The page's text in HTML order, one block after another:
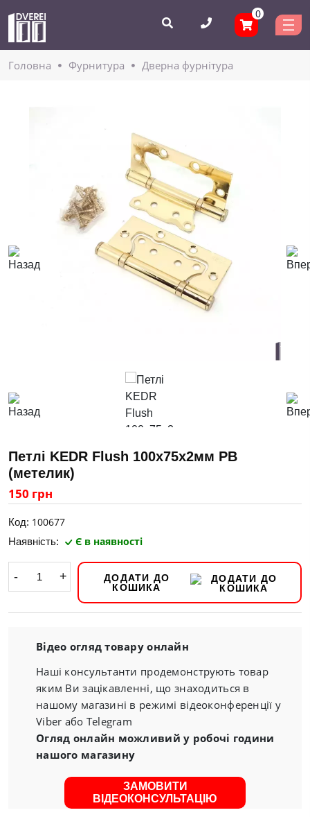
0
Головнa Фурнитура Дверна фурнітура
Петлі KEDR Flush 100х75х2мм РВ
(метелик)
150 грн
Код: 100677
Наявність: Є в наявності
- +
ДОДАТИ ДО
КОШИКА
Відео огляд товару онлайн
Наші консультанти продемонструють товар
яким Ви зацікавленні, що знаходиться в
нашому магазині в режимі відеоконференції у
Viber або Telegram
Огляд онлайн можливий у робочі години
нашого магазину
ЗАМОВИТИ
ВІДЕОКОНСУЛЬТАЦІЮ